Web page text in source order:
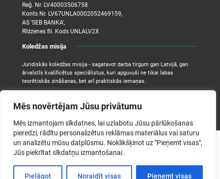
Mēs novērtējam Jūsu privātumu
Mēs izmantojam sīkdatnes, lai uzlabotu Jūsu pārlūkošanas
pieredzi, rādītu personalizētus reklāmas materiālus vai saturu
un analizētu mūsu datplūsmu. Noklikšķinot uz "Pieņemt visas",
Jūs piekrītat sīkdatņu izmantošanai.
Pielāgot Noraidīt visas Pieņemt visas
Reģ. Nr. LV40003506758
Konts Nr. LV67UNLA0002052469159,
AS 'SEB BANKA',
Rīdzenes fil. Kods UNLALV2X
Koledžas misija
Juridiskās koledžas misija - sagatavot darba tirgum gan Latvijā, gan
ārvalstīs kvalificētus speciālistus, kuri apguvuši ne tikai labas
teorētiskās zināšanas, bet arī praktiskās iemaņas.
©2026. Juridiskā koledža. Visas tiesības aizsargātas.